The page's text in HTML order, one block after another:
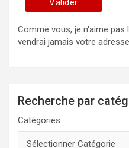
Comme vous, je n'aime pas
vendrai jamais votre
Recherche par
Catégories